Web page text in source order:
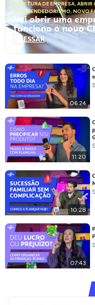
ABERTURA DE EMPRESA, ABRIR
EMPREENDEDORISMO, NOVO
Vai abrir uma
funciona o novo
ACESSAR
06:24
11:20
10:28
07:43